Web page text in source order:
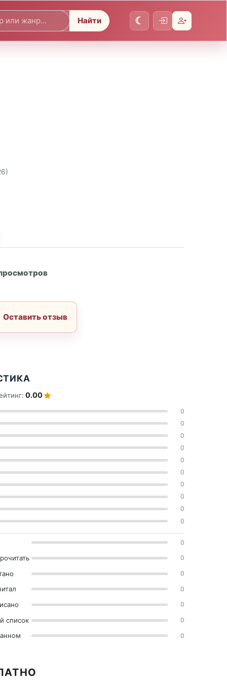
Найти
Оставить отзыв
0.00
0
0
0
0
0
0
0
0
0
0
0
0
0
0
0
список 0
0